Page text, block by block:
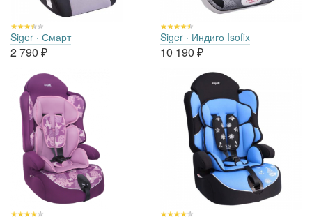
Siger · Смарт
2 790 ₽
Siger · Индиго Isofix
10 190 ₽